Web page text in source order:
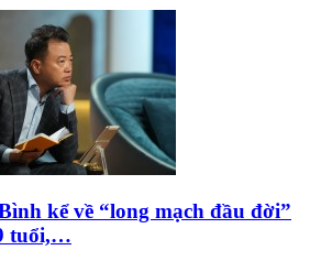
kể về “long mạch đầu đời”
tuổi,…